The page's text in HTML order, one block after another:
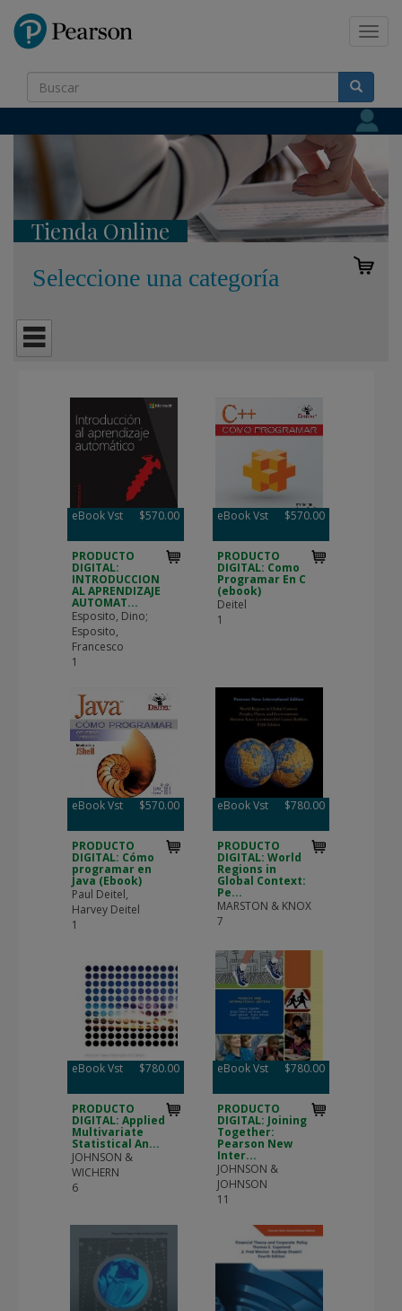
Tienda Online
Seleccione una categoría
eBook Vst $570.00
PRODUCTO
DIGITAL:
INTRODUCCION
AL APRENDIZAJE
AUTOMAT...
Esposito, Dino;
Esposito,
Francesco
1
eBook Vst $570.00
PRODUCTO
DIGITAL: Como
Programar En C
(ebook)
Deitel
1
eBook Vst $570.00
PRODUCTO
DIGITAL: Cómo
programar en
Java (Ebook)
Paul Deitel,
Harvey Deitel
1
eBook Vst $780.00
PRODUCTO
DIGITAL: World
Regions in
Global Context:
Pe...
MARSTON & KNOX
7
eBook Vst $780.00
PRODUCTO
DIGITAL: Applied
Multivariate
Statistical An...
JOHNSON &
WICHERN
6
eBook Vst $780.00
PRODUCTO
DIGITAL: Joining
Together:
Pearson New
Inter...
JOHNSON &
JOHNSON
11